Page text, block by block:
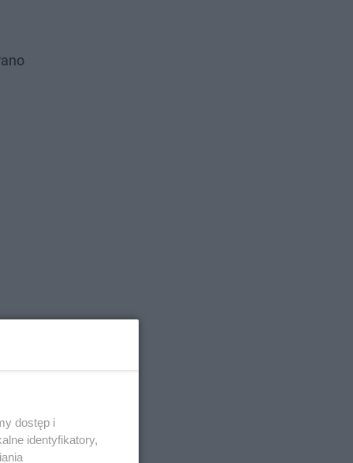
dostęp i
identyfikatory,